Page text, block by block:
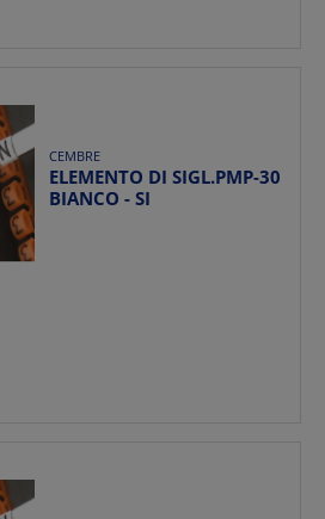
CEMBRE
ELEMENTO DI SIGL.PMP-30
BIANCO - SI